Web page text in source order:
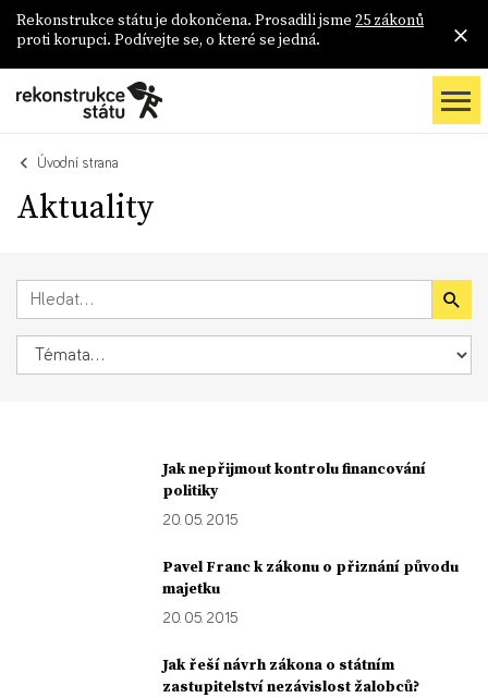
Rekonstrukce státu je dokončena. Prosadili jsme 25 zákonů
proti korupci. Podívejte se, o které se jedná.
Úvodní strana
Aktuality
Jak nepřijmout kontrolu financování
politiky
20. 05. 2015
Pavel Franc k zákonu o přiznání původu
majetku
20. 05. 2015
Jak řeší návrh zákona o státním
zastupitelství nezávislost žalobců?